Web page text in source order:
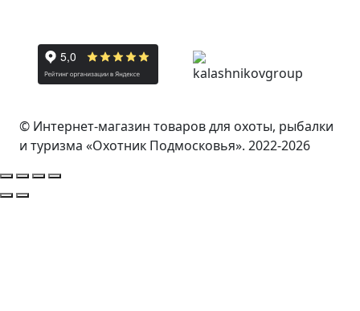
© Интернет-магазин товаров для охоты, рыбалки
и туризма «Охотник Подмосковья». 2022-2026